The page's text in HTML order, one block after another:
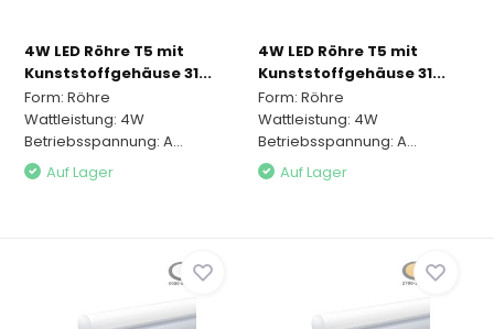
4W LED Röhre T5 mit
Kunststoffgehäuse 31...
Form: Röhre
Wattleistung: 4W
Betriebsspannung: A...
Auf Lager
4W LED Röhre T5 mit
Kunststoffgehäuse 31...
Form: Röhre
Wattleistung: 4W
Betriebsspannung: A...
Auf Lager